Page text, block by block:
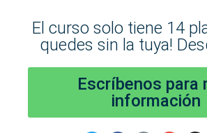
El curso solo tiene 14
quedes sin la tuya!
Escríbenos para
información